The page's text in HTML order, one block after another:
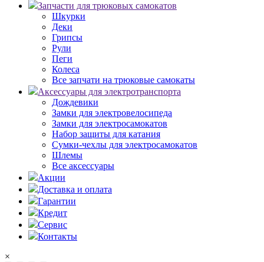
Запчасти для трюковых самокатов
Шкурки
Деки
Грипсы
Рули
Пеги
Колеса
Все запчати на трюковые самокаты
Аксессуары для электротранспорта
Дождевики
Замки для электровелосипеда
Замки для электросамокатов
Набор защиты для катания
Сумки-чехлы для электросамокатов
Шлемы
Все аксессуары
Акции
Доставка и оплата
Гарантии
Кредит
Сервис
Контакты
×